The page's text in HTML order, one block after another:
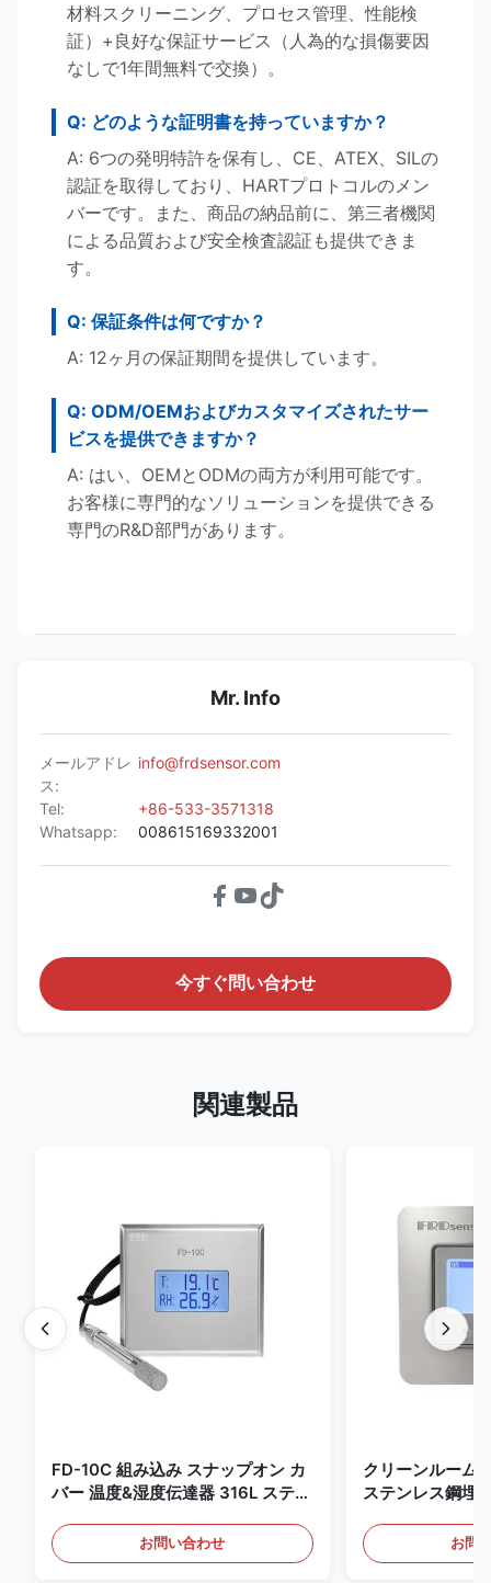
材料スクリーニング、プロセス管理、性能検
証）+良好な保証サービス（人為的な損傷要因
なしで1年間無料で交換）。
Q: どのような証明書を持っていますか？
A: 6つの発明特許を保有し、CE、ATEX、SILの
認証を取得しており、HARTプロトコルのメン
バーです。また、商品の納品前に、第三者機関
による品質および安全検査認証も提供できま
す。
Q: 保証条件は何ですか？
A: 12ヶ月の保証期間を提供しています。
Q: ODM/OEMおよびカスタマイズされたサー
ビスを提供できますか？
A: はい、OEMとODMの両方が利用可能です。
お客様に専門的なソリューションを提供できる
専門のR&D部門があります。
Mr. Info
メールアドレ
ス:
info@frdsensor.com
Tel:
+86-533-3571318
Whatsapp:
008615169332001
今すぐ問い合わせ
関連製品
FD-10C 組み込み スナップオン カ
バー 温度&湿度伝達器 316L ステン
お問い合わせ
クリーンルーム
ステンレス鋼埋
知用
お問